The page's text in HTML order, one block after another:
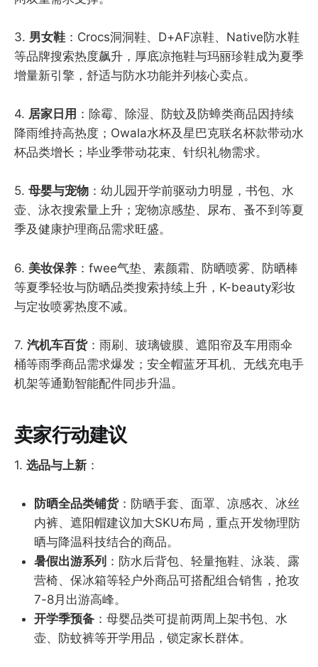
3. 男女鞋 ：Crocs洞洞鞋、D+AF凉鞋、Native防水鞋
等品牌搜索热度飙升，厚底凉拖鞋与玛丽珍鞋成为夏季
增量新引擎，舒适与防水功能并列核心卖点。
4. 居家日用 ：除霉、除湿、防蚊及防蟑类商品因持续
降雨维持高热度；Owala水杯及星巴克联名杯款带动水
杯品类增长；毕业季带动花束、针织礼物需求。
5. 母婴与宠物 ：幼儿园开学前驱动力明显，书包、水
壶、泳衣搜索量上升；宠物凉感垫、尿布、蚤不到等夏
季及健康护理商品需求旺盛。
6. 美妆保养 ：fwee气垫、素颜霜、防晒喷雾、防晒棒
等夏季轻妆与防晒品类搜索持续上升，K-beauty彩妆
与定妆喷雾热度不减。
7. 汽机车百货：雨刷、玻璃镀膜、遮阳帘及车用雨伞
桶等雨季商品需求爆发；安全帽蓝牙耳机、无线充电手
机架等通勤智能配件同步升温。
卖家行动建议
1. 选品与上新 ：
防晒全品类铺货：防晒手套、面罩、凉感衣、冰丝
内裤、遮阳帽建议加大SKU布局，重点开发物理防
晒与降温科技结合的商品。
暑假出游系列 ：防水后背包、轻量拖鞋、泳装、露
营椅、保冰箱等轻户外商品可搭配组合销售，抢攻
7-8月出游高峰。
开学季预备 ：母婴品类可提前两周上架书包、水
壶、防蚊裤等开学用品，锁定家长群体。